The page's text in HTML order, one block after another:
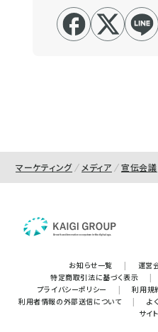
マーケティング メディア 宣伝会議
お知らせ一覧 | 運営
特定商取引法に基づく表示
|
プライバシーポリシー
| 利用規
利用者情報の外部送信について
| よ
サイ